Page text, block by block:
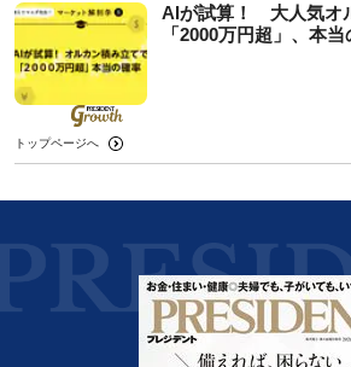
AIが試算！ 大人気オ
「2000万円超」、本
トップページへ